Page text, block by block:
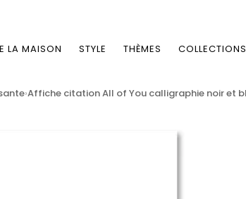
LA MAISON STYLE THÈMES
Affiche citation All of You calligraphie noir et